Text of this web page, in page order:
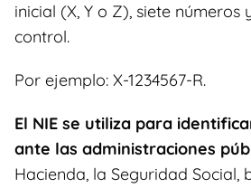
inicial (X, Y o Z), siete
control.
Por ejemplo: X-1234567-R.
El NIE se utiliza para
ante las administraciones
Hacienda, la Seguridad Social,